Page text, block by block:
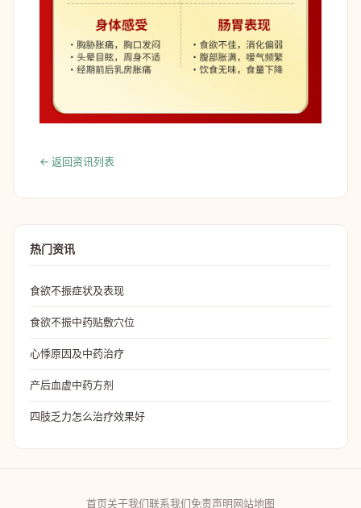
← 返回资讯列表
热门资讯
食欲不振症状及表现
食欲不振中药贴敷穴位
心悸原因及中药治疗
产后血虚中药方剂
四肢乏力怎么治疗效果好
首页关于我们联系我们免责声明网站地图